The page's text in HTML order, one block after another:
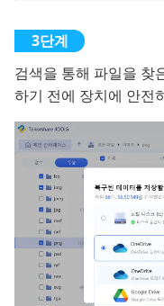
검색을 통해 파일을 찾
하기 전에 장치에 안전